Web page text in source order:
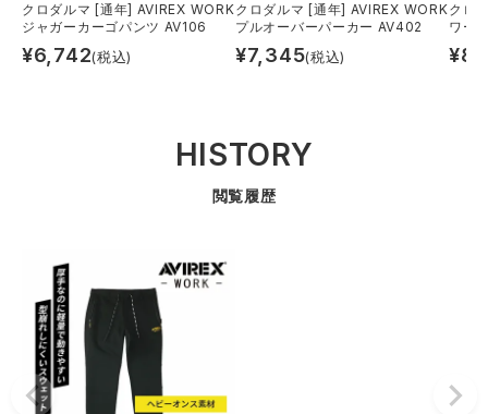
クロダルマ [通年] AVIREX WORK
ジャガーカーゴパンツ AV106
¥6,742(税込)
クロダルマ [通年] AVIREX WORK
プルオーバーパーカー AV402
¥7,345(税込)
クロ
ワー
¥
HISTORY
閲覧履歴